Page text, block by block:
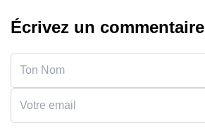
Écrivez un commentaire